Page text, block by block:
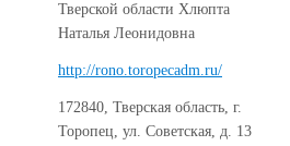
Тверской области Хлюпта
Наталья Леонидовна
http://rono.toropecadm.ru/
172840, Тверская область, г.
Торопец, ул. Советская, д. 13